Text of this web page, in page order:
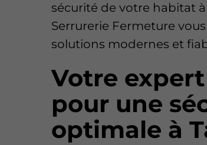
sécurité de votre habitat à
Serrurerie Fermeture
solutions modernes et
Votre
pour une
optimale à